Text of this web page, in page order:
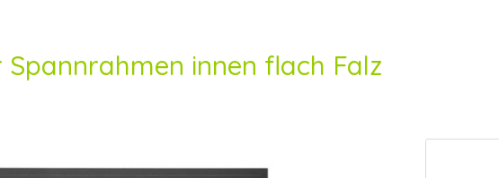
Spannrahmen innen flach Falz